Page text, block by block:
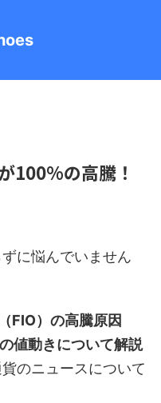
100%の高騰！
に悩んでいません
FIO）の高騰原因
値動きについて解説
のニュースについて